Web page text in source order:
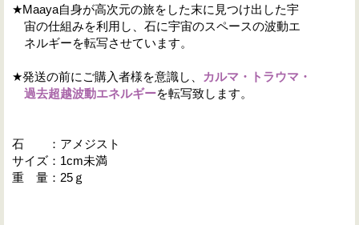
★Maaya自身が高次元の旅をした末に見つけ出した宇
宙の仕組みを利用し、石に宇宙のスペースの波動エ
ネルギーを転写させています。
★発送の前にご購入者様を意識し、
カルマ・トラウマ・
過去超越波動エネルギーを転写致します。
石 ：アメジスト
サイズ：1cm未満
重 量：25ｇ